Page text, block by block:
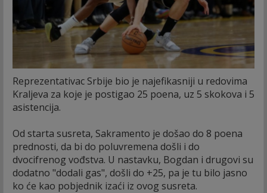
Reprezentativac Srbije bio je najefikasniji u redovima
Kraljeva za koje je postigao 25 poena, uz 5 skokova i 5
asistencija.
Od starta susreta, Sakramento je došao do 8 poena
prednosti, da bi do poluvremena došli i do
dvocifrenog vođstva. U nastavku, Bogdan i drugovi su
dodatno "dodali gas", došli do +25, pa je tu bilo jasno
ko će kao pobjednik izaći iz ovog susreta.